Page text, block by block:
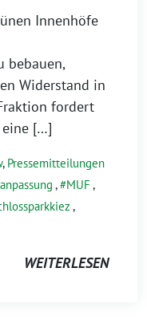
Innenhöfe
bebauen,
Widerstand in
fordert
eine […]
, Pressemitteilungen
, MUF ,
,
WEITERLESEN